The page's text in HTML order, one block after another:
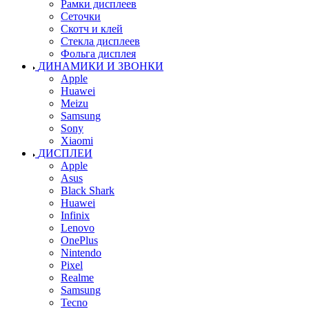
Рамки дисплеев
Сеточки
Скотч и клей
Стекла дисплеев
Фольга дисплея
ДИНАМИКИ И ЗВОНКИ
Apple
Huawei
Meizu
Samsung
Sony
Xiaomi
ДИСПЛЕИ
Apple
Asus
Black Shark
Huawei
Infinix
Lenovo
OnePlus
Nintendo
Pixel
Realme
Samsung
Tecno